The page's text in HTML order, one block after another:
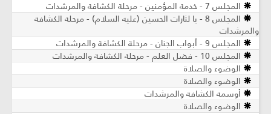
المجلس 7 - خدمة المؤمنين - مرحلة الكشافة والمرشدات
المجلس 8 - يا لثارات الحسين (عليه السلام) - مرحلة الكشافة
والمرشدات
المجلس 9 - أبواب الجنان - مرحلة الكشافة والمرشدات
المجلس 10 - فضل العلم - مرحلة الكشافة والمرشدات
الوضوء والصلاة
الوضوء والصلاة
أوسمة الكشافة والمرشدات
الوضوء والصلاة